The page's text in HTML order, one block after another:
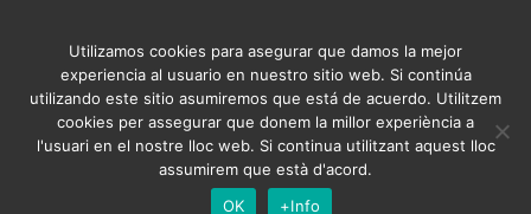
Nosotros Proyectos Blog
Contacto
Cookies
© 2017 Copyright, diseñoGuia33 SL, grupo
Empresarial.
Utilizamos cookies para asegurar que damos la mejor
experiencia al usuario en nuestro sitio web. Si continúa
utilizando este sitio asumiremos que está de acuerdo. Utilitzem
cookies per assegurar que donem la millor experiència a
l'usuari en el nostre lloc web. Si continua utilitzant aquest lloc
assumirem que està d'acord.
OK
+Info